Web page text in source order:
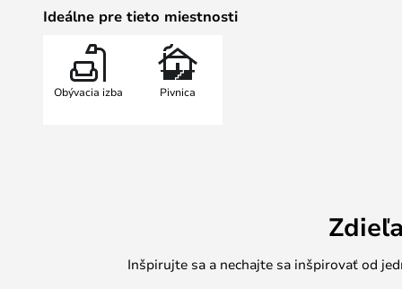
celkového osvetlenia v miestnosti.
Ideálne pre tieto miestnosti
Obývacia izba Pivnica
Inšpirujte sa a nechajte sa inšpirovať od